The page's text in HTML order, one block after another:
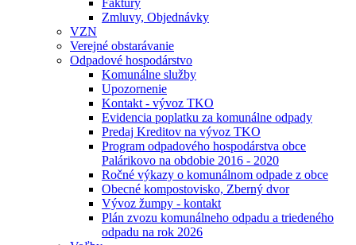
Faktúry
Zmluvy, Objednávky
VZN
Verejné obstarávanie
Odpadové hospodárstvo
Komunálne služby
Upozornenie
Kontakt - vývoz TKO
Evidencia poplatku za komunálne odpady
Predaj Kreditov na vývoz TKO
Program odpadového hospodárstva obce
Palárikovo na obdobie 2016 - 2020
Ročné výkazy o komunálnom odpade z obce
Obecné kompostovisko, Zberný dvor
Vývoz žumpy - kontakt
Plán zvozu komunálneho odpadu a triedeného
odpadu na rok 2026